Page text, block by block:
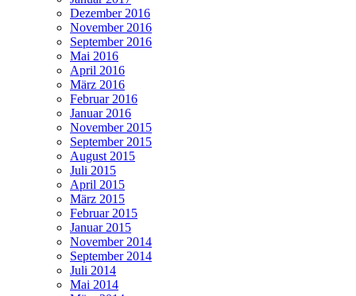
Dezember 2016
November 2016
September 2016
Mai 2016
April 2016
März 2016
Februar 2016
Januar 2016
November 2015
September 2015
August 2015
Juli 2015
April 2015
März 2015
Februar 2015
Januar 2015
November 2014
September 2014
Juli 2014
Mai 2014